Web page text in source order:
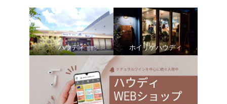
ハウディ ホイリゲハウディ